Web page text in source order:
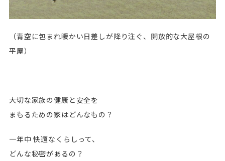
（青空に包まれ暖かい日差しが降り注ぐ、開放的な大屋根の
平屋）
大切な家族の健康と安全を
まもるための家はどんなもの？
一年中 快適なくらしって、
どんな秘密があるの？